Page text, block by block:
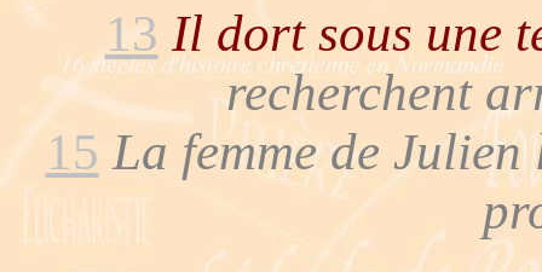
13 Il dort sous une
recherchent
15 La femme de